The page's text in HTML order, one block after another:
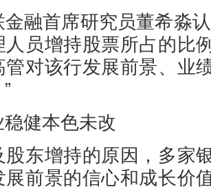
首席研究员董希淼认
人员增持股票所占的比
管对该行发展前景、业
健本色未改
增持的原因，多家
展前景的信心和成长价